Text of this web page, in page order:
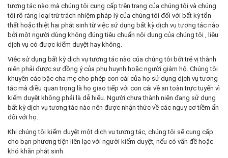
tương tác nào mà chúng tôi cung cấp trên trang của chúng tôi và chúng
tôi rõ ràng loại trừ trách nhiệm pháp lý của chúng tôi đối với bất kỳ tổn
thất hoặc thiệt hại phát sinh từ việc sử dụng bất kỳ dịch vụ tương tác nào
bởi một người dùng không đúng tiêu chuẩn nội dung của chúng tôi , liệu
dịch vụ có được kiểm duyệt hay không.
Việc sử dụng bất kỳ dịch vụ tương tác nào của chúng tôi bởi trẻ vị thành
niên phải được sự đồng ý của phụ huynh hoặc người giám hộ. Chúng tôi
khuyên các bậc cha mẹ cho phép con cái của họ sử dụng dịch vụ tương
tác mà điều quan trọng là họ giao tiếp với con cái về an toàn trực tuyến vì
kiểm duyệt không phải là dễ hiểu. Người chưa thành niên đang sử dụng
bất kỳ dịch vụ tương tác nào nên được nhận thức về các nguy cơ tiềm ẩn
đối với họ.
Khi chúng tôi kiểm duyệt một dịch vụ tương tác, chúng tôi sẽ cung cấp
cho bạn phương tiện liên lạc với người kiểm duyệt, nếu có vấn đề hoặc
khó khăn phát sinh.